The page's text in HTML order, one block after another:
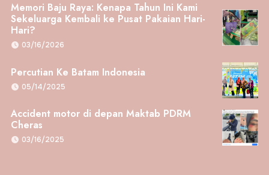
Memori Baju Raya: Kenapa Tahun Ini Kami
Sekeluarga Kembali ke Pusat Pakaian Hari-
Hari?
03/16/2026
Percutian Ke Batam Indonesia
05/14/2025
Accident motor di depan Maktab PDRM
Cheras
03/16/2025